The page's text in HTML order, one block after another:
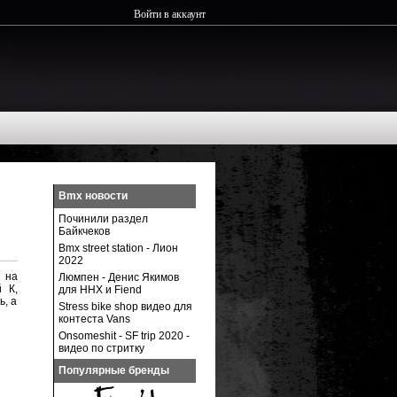
Войти в аккаунт
на
К,
а
Bmx новости
Починили раздел
Байкчеков
Bmx street station - Лион
2022
Люмпен - Денис Якимов
для ННХ и Fiend
Stress bike shop видео для
контеста Vans
Onsomeshit - SF trip 2020 -
видео по стритку
Популярные бренды